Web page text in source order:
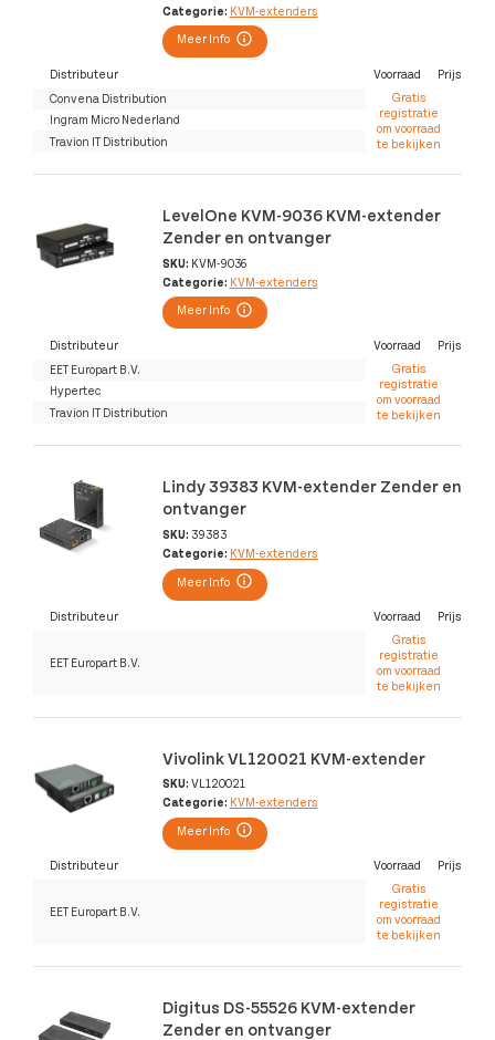
Categorie: KVM-extenders
Meer Info
Distributeur Voorraad
Prijs
Convena Distribution
Gratis
registratie
om voorraad
te bekijken
Ingram Micro Nederland
Travion IT Distribution
LevelOne KVM-9036 KVM-extender
Zender en ontvanger
SKU: KVM-9036
Categorie: KVM-extenders
Meer Info
Distributeur Voorraad
Prijs
EET Europart B.V.
Gratis
registratie
om voorraad
te bekijken
Hypertec
Travion IT Distribution
Lindy 39383 KVM-extender Zender en
ontvanger
SKU: 39383
Categorie: KVM-extenders
Meer Info
Distributeur Voorraad Prijs
EET Europart B.V.
Gratis
registratie
om voorraad
te bekijken
Vivolink VL120021 KVM-extender
SKU: VL120021
Categorie: KVM-extenders
Meer Info
Distributeur Voorraad Prijs
EET Europart B.V.
Gratis
registratie
om voorraad
te bekijken
Digitus DS-55526 KVM-extender
Zender en ontvanger